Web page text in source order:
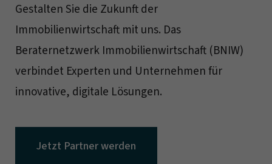
Gestalten Sie die Zukunft der
Immobilienwirtschaft mit uns. Das
Beraternetzwerk Immobilienwirtschaft (BNIW)
verbindet Experten und Unternehmen für
innovative, digitale Lösungen.
Jetzt Partner werden